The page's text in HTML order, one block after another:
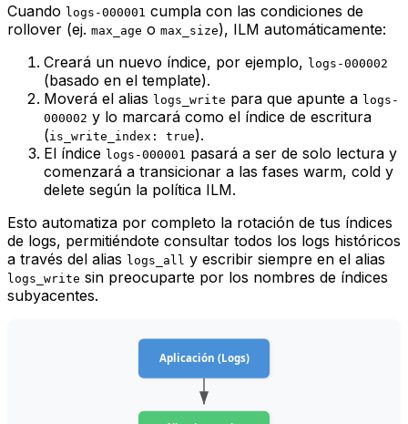
Cuando logs-000001 cumpla con las condiciones de
rollover (ej. max_age o max_size), ILM automáticamente:
Creará un nuevo índice, por ejemplo, logs-000002
(basado en el template).
Moverá el alias logs_write para que apunte a logs-
000002 y lo marcará como el índice de escritura
(is_write_index: true).
El índice logs-000001 pasará a ser de solo lectura y
comenzará a transicionar a las fases warm, cold y
delete según la política ILM.
Esto automatiza por completo la rotación de tus índices
de logs, permitiéndote consultar todos los logs históricos
a través del alias logs_all y escribir siempre en el alias
logs_write sin preocuparte por los nombres de índices
subyacentes.
Aplicación (Logs)